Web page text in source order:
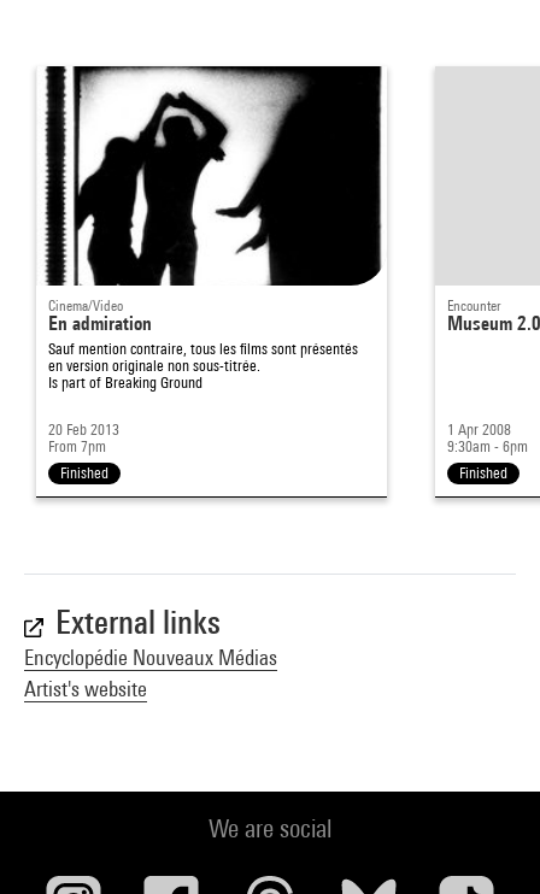
Cinema/Video
En admiration
Sauf mention contraire, tous les films sont présentés
en version originale non sous-titrée.
Is part of Breaking Ground
20 Feb 2013
From 7pm
Finished
Encounter
Museum
1 Apr 2008
9:30am - 6pm
Finished
External links
Encyclopédie Nouveaux Médias
Artist's website
We are social